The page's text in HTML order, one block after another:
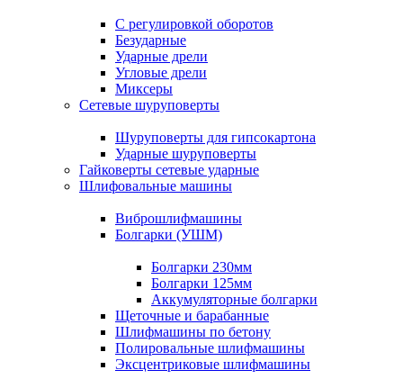
С регулировкой оборотов
Безударные
Ударные дрели
Угловые дрели
Миксеры
Сетевые шуруповерты
Шуруповерты для гипсокартона
Ударные шуруповерты
Гайковерты сетевые ударные
Шлифовальные машины
Виброшлифмашины
Болгарки (УШМ)
Болгарки 230мм
Болгарки 125мм
Аккумуляторные болгарки
Щеточные и барабанные
Шлифмашины по бетону
Полировальные шлифмашины
Эксцентриковые шлифмашины